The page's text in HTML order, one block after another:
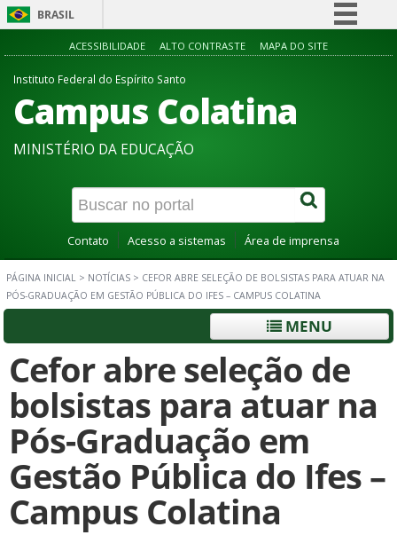
BRASIL
Simplifique!
Acesso à informação
Canais
ACESSIBILIDADE ALTO CONTRASTE MAPA DO SITE
Instituto Federal do Espírito Santo
Campus Colatina
MINISTÉRIO DA EDUCAÇÃO
Contato Acesso a sistemas Área de imprensa
PÁGINA INICIAL > NOTÍCIAS > CEFOR ABRE SELEÇÃO DE BOLSISTAS PARA ATUAR NA
PÓS-GRADUAÇÃO EM GESTÃO PÚBLICA DO IFES – CAMPUS COLATINA
MENU
Cefor abre seleção de
bolsistas para atuar na
Pós-Graduação em
Gestão Pública do Ifes –
Campus Colatina